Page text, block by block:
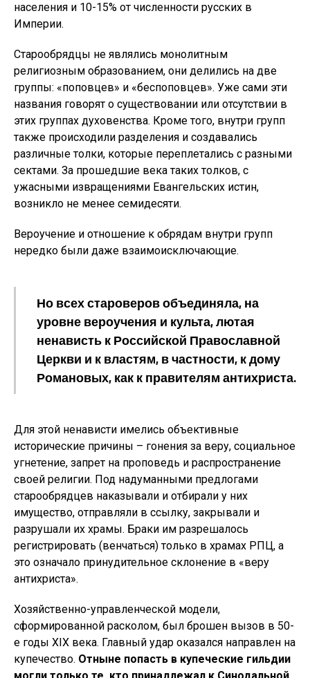
населения и 10-15% от численности русских в
Империи.
Старообрядцы не являлись монолитным
религиозным образованием, они делились на две
группы: «поповцев» и «беспоповцев». Уже сами эти
названия говорят о существовании или отсутствии в
этих группах духовенства. Кроме того, внутри групп
также происходили разделения и создавались
различные толки, которые переплетались с разными
сектами. За прошедшие века таких толков, с
ужасными извращениями Евангельских истин,
возникло не менее семидесяти.
Вероучение и отношение к обрядам внутри групп
нередко были даже взаимоисключающие.
Но всех староверов объединяла, на
уровне вероучения и культа, лютая
ненависть к Российской Православной
Церкви и к властям, в частности, к дому
Романовых, как к правителям антихриста.
Для этой ненависти имелись объективные
исторические причины – гонения за веру, социальное
угнетение, запрет на проповедь и распространение
своей религии. Под надуманными предлогами
старообрядцев наказывали и отбирали у них
имущество, отправляли в ссылку, закрывали и
разрушали их храмы. Браки им разрешалось
регистрировать (венчаться) только в храмах РПЦ, а
это означало принудительное склонение в «веру
антихриста».
Хозяйственно-управленческой модели,
сформированной расколом, был брошен вызов в 50-
е годы ХIХ века. Главный удар оказался направлен на
купечество. Отныне попасть в купеческие гильдии